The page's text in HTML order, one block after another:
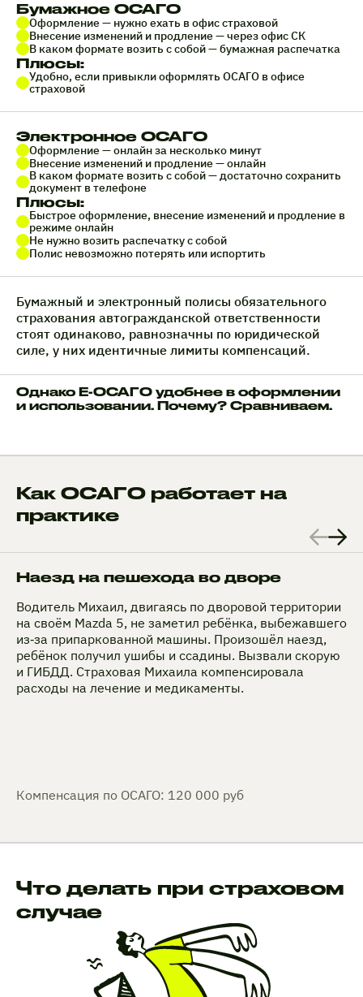
Бумажное ОСАГО
Оформление — нужно ехать в офис страховой
Внесение изменений и продление — через офис СК
В каком формате возить с собой — бумажная распечатка
Плюсы:
Удобно, если привыкли оформлять ОСАГО в офисе
страховой
Электронное ОСАГО
Оформление — онлайн за несколько минут
Внесение изменений и продление — онлайн
В каком формате возить с собой — достаточно сохранить
документ в телефоне
Плюсы:
Быстрое оформление, внесение изменений и продление в
режиме онлайн
Не нужно возить распечатку с собой
Полис невозможно потерять или испортить
Бумажный и электронный полисы обязательного
страхования автогражданской ответственности
стоят одинаково, равнозначны по юридической
силе, у них идентичные лимиты компенсаций.
Однако Е-ОСАГО удобнее в оформлении
и использовании. Почему? Сравниваем.
Как ОСАГО работает на
практике
Наезд на пешехода во дворе
Водитель Михаил, двигаясь по дворовой территории
на своём Mazda 5, не заметил ребёнка, выбежавшего
из‑за припаркованной машины. Произошёл наезд,
ребёнок получил ушибы и ссадины. Вызвали скорую
и ГИБДД. Страховая Михаила компенсировала
расходы на лечение и медикаменты.
Компенсация по ОСАГО: 120 000 руб
Что делать при страховом
случае